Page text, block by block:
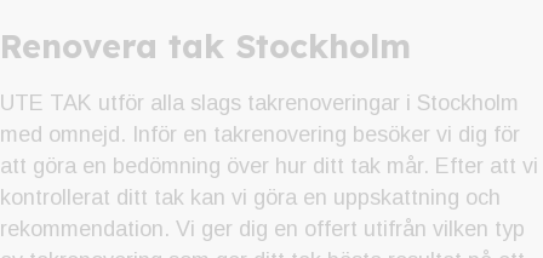
Renovera tak Stockholm
UTE TAK utför alla slags takrenoveringar i Stockholm
med omnejd. Inför en takrenovering besöker vi dig för
att göra en bedömning över hur ditt tak mår. Efter att vi
kontrollerat ditt tak kan vi göra en uppskattning och
rekommendation. Vi ger dig en offert utifrån vilken typ